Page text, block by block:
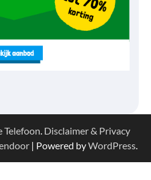
Telefoon. Disclaimer & Privacy
| Powered byWordPress.